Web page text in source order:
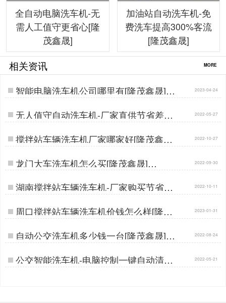
全自动电脑洗车机-无
需人工值守更省心[隆
茂鑫晟]
加油站自动洗车机-免
费洗车提高300%客流
[隆茂鑫晟]
相关资讯 MORE
智能电脑洗车机公司哪里有[隆茂鑫晟]… 2023-04-24
无人值守自动洗车机-厂家直供节省差价
30%[隆茂鑫晟]…
2022-05-27
搅拌站车辆洗车机厂家哪家好[隆茂鑫晟]
…
2022-10-27
龙门大车洗车机怎么买[隆茂鑫晟]… 2022-09-30
湖南搅拌站车辆洗车机-厂家购买节省差
价30%[隆茂鑫晟]…
2022-10-11
周口搅拌站车辆洗车机价钱怎么样[隆茂
鑫晟]…
2023-01-31
自动公交洗车机多少钱一台[隆茂鑫晟]… 2022-08-24
公交智能洗车机-电脑控制一键自动清洗
[隆茂鑫晟]…
2022-05-21